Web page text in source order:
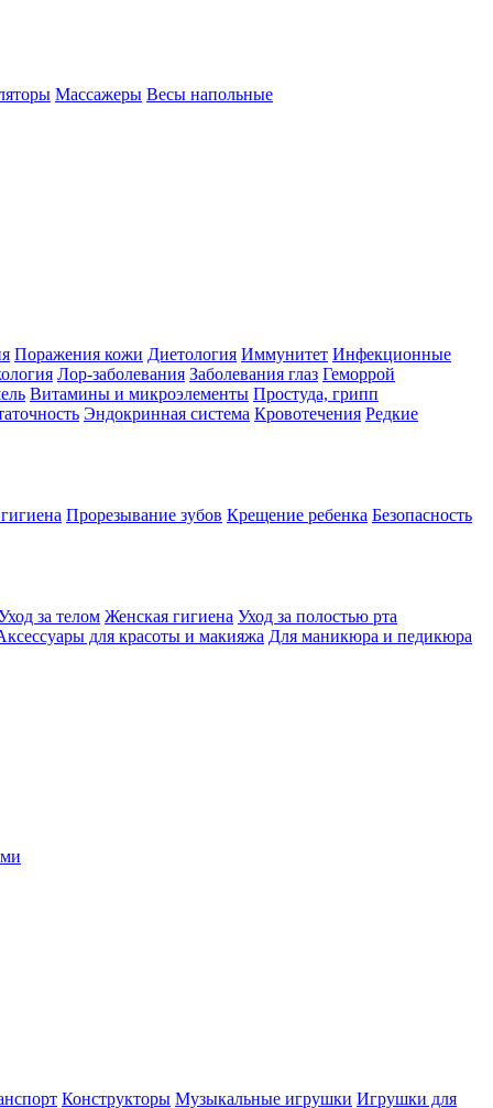
Массажеры Весы напольные
Поражения кожи Диетология Иммунитет Инфекционные
Лор-заболевания Заболевания глаз Геморрой
Витамины и микроэлементы Простуда, грипп
Эндокринная система Кровотечения Редкие
Прорезывание зубов Крещение ребенка Безопасность
за телом Женская гигиена Уход за полостью рта
для красоты и макияжа Для маникюра и педикюра
Конструкторы Музыкальные игрушки Игрушки для